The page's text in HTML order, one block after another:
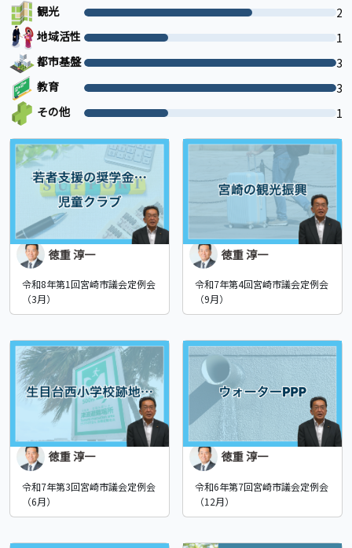
観光
2
地域活性
1
都市基盤
3
教育
3
その他
1
徳重 淳一
令和8年第1回宮崎市議会定例会
（3月）
徳重 淳一
令和7年第4回宮崎市議会定例会
（9月）
徳重 淳一
令和7年第3回宮崎市議会定例会
（6月）
徳重 淳一
令和6年第7回宮崎市議会定例会
（12月）